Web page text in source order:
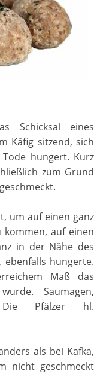
Schicksal eines
Käfig sitzend, sich
hungert. Kurz
zum Grund
um auf einen ganz
kommen, auf einen
in der Nähe des
hungerte.
Maß das
Saumagen,
Die Pfälzer hl.
als bei Kafka,
nicht geschmeckt